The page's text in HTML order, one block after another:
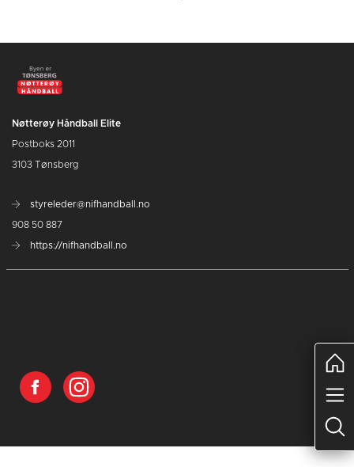
Nøtterøy Håndball Elite
Postboks 2011
3103 Tønsberg
styreleder@nifhandball.no
908 50 887
https://nifhandball.no